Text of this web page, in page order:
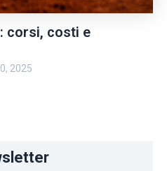
corsi, costi e
2025